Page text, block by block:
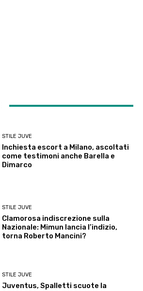
STILE JUVE
Inchiesta escort a Milano, ascoltati
come testimoni anche Barella e
Dimarco
STILE JUVE
Clamorosa indiscrezione sulla
Nazionale: Mimun lancia l’indizio,
torna Roberto Mancini?
STILE JUVE
Juventus, Spalletti scuote la